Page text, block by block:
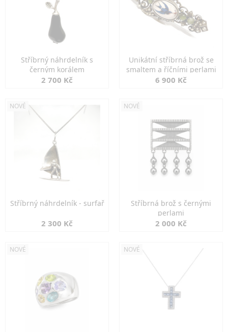
Stříbrný náhrdelník s
černým korálem
2 700 Kč
Unikátní stříbrná brož se
smaltem a říčními perlami
6 900 Kč
NOVÉ
Stříbrný náhrdelník - surfař
2 300 Kč
NOVÉ
Stříbrná brož s černými
perlami
2 000 Kč
NOVÉ NOVÉ